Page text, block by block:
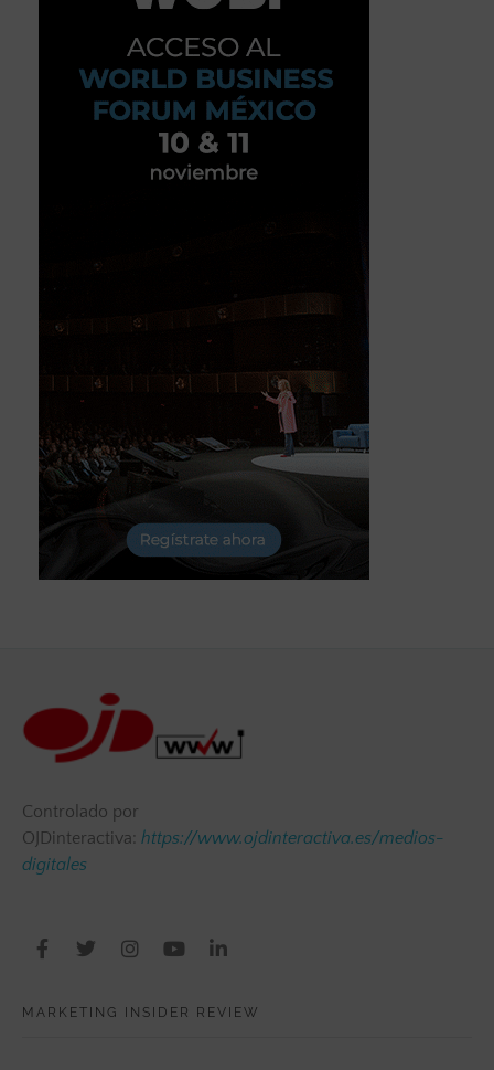
Controlado por
OJDinteractiva: https://www.ojdinteractiva.es/medios-
digitales
MARKETING INSIDER REVIEW